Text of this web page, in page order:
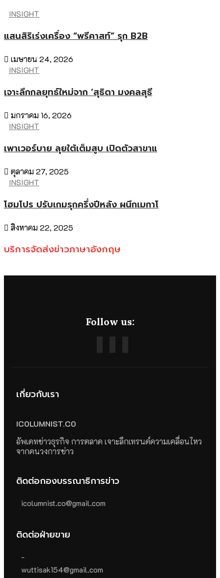
INSIGHT
แสนสิริเร่งเครื่อง “พรีคาสท์” รุก B2B
เมษายน 24, 2026
INSIGHT
เจาะลึกกลยุทธ์ใหม่จาก ‘สุธิดา มงคลสุธี
มกราคม 16, 2026
INSIGHT
เพาเวอร์บาย ลุยใต้เต็มสูบ เปิดตัวสาขาแ
ตุลาคม 27, 2025
INSIGHT
โฮมโปร ปรับเกมรุกครึ่งปีหลัง ผนึกเมกาโ
สิงหาคม 22, 2025
บริการจัดส่งข่าวภาษาอังกฤษ
Follow us:
เกี่ยวกับเรา
ICOLUMNIST.CO
อัพเดทข่าวธุรกิจ การตลาด เจาะลึกเทรนด์ความเคลื่อนไหว
จากคนวงการข่าว
ติดต่อกองบรรณาธิการข่าว
icolumnist.co@gmail.com
ติดต่อฝ่ายขาย
-
wuttisak154@gmail.com